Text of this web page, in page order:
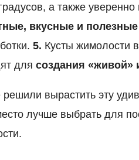
а также
вкусные и полезные
5. Кусты жимолости
для создания «живой»
вырастить эту
лучше выбрать для